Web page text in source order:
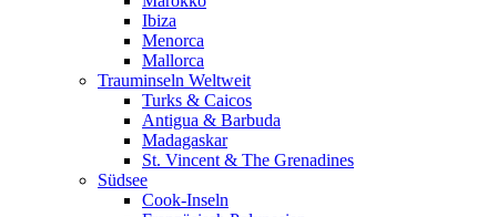
Ibiza
Menorca
Mallorca
Trauminseln Weltweit
Turks & Caicos
Antigua & Barbuda
Madagaskar
St. Vincent & The Grenadines
Südsee
Cook-Inseln